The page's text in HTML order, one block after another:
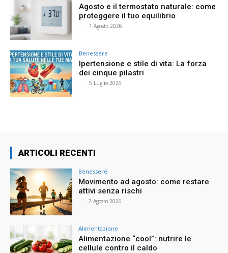
Agosto e il termostato naturale: come
proteggere il tuo equilibrio
- 1 Agosto 2026
Benessere
Ipertensione e stile di vita: La forza
dei cinque pilastri
- 5 Luglio 2026
ARTICOLI RECENTI
Benessere
Movimento ad agosto: come restare
attivi senza rischi
- 7 Agosto 2026
Alimentazione
Alimentazione “cool”: nutrire le
cellule contro il caldo